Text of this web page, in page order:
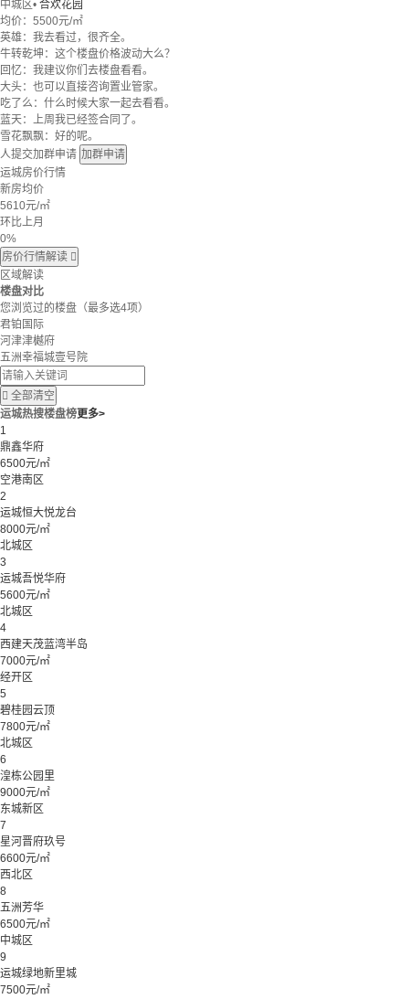
中城区• 合欢花园
均价： 5500元/㎡
英雄：我去看过，很齐全。
牛转乾坤：这个楼盘价格波动大么？
回忆：我建议你们去楼盘看看。
大头：也可以直接咨询置业管家。
吃了么：什么时候大家一起去看看。
蓝天：上周我已经签合同了。
雪花飘飘：好的呢。
人提交加群申请 加群申请
运城房价行情
新房均价
5610元/㎡
环比上月
0%
房价行情解读 
区域解读
楼盘对比
您浏览过的楼盘 （最多选4项）
君铂国际
河津津樾府
五洲幸福城壹号院
 全部清空
运城热搜楼盘榜更多>
1
鼎鑫华府
6500元/㎡
空港南区
2
运城恒大悦龙台
8000元/㎡
北城区
3
运城吾悦华府
5600元/㎡
北城区
4
西建天茂蓝湾半岛
7000元/㎡
经开区
5
碧桂园云顶
7800元/㎡
北城区
6
湟栋公园里
9000元/㎡
东城新区
7
星河晋府玖号
6600元/㎡
西北区
8
五洲芳华
6500元/㎡
中城区
9
运城绿地新里城
7500元/㎡